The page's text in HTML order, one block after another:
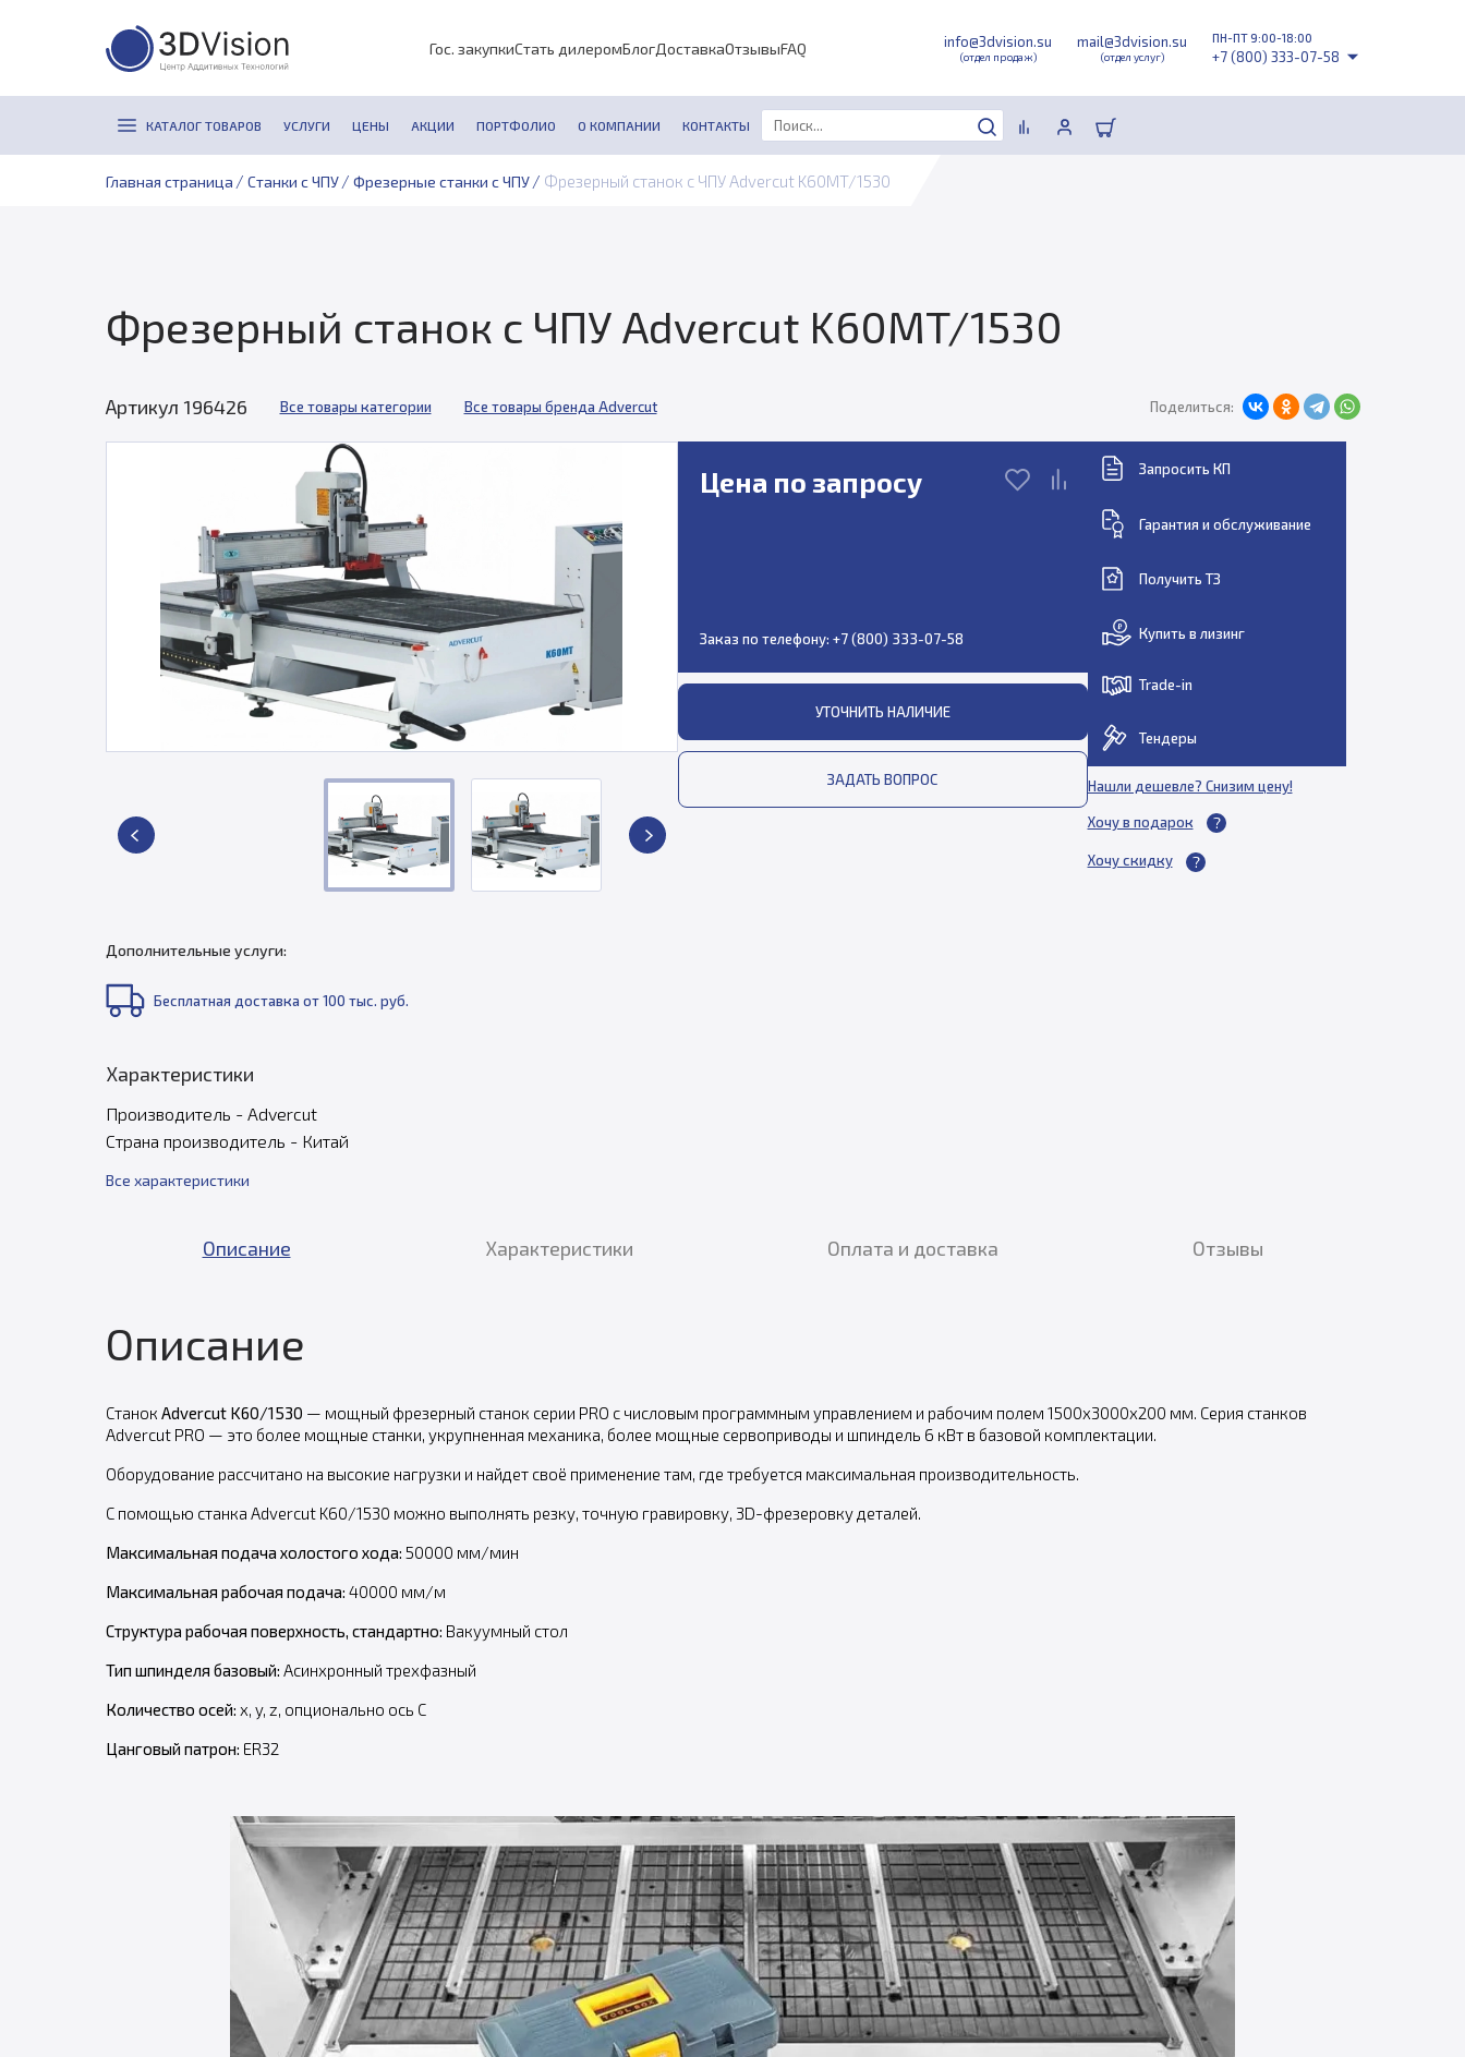
Гос. закупкиСтать дилеромБлогДоставкаОтзывыFAQ info@3dvision.su
(отдел продаж)
mail@3dvision.su
(отдел услуг)
ПН-ПТ 9:00-18:00
+7 (800) 333-07-58
КАТАЛОГ ТОВАРОВ УСЛУГИ ЦЕНЫ АКЦИИ ПОРТФОЛИО О КОМПАНИИ КОНТАКТЫ
Главная страница / Станки с ЧПУ / Фрезерные станки с ЧПУ / Фрезерный станок с ЧПУ Advercut K60MT/1530
Фрезерный станок с ЧПУ Advercut K60MT/1530
Артикул 196426 Все товары категории Все товары бренда Advercut Поделиться:
Цена по запросу
Заказ по телефону: +7 (800) 333-07-58
УТОЧНИТЬ НАЛИЧИЕ
ЗАДАТЬ ВОПРОС
Запросить КП
Гарантия и обслуживание
Получить ТЗ
Купить в лизинг
Trade-in
Тендеры
Нашли дешевле? Снизим цену!
Хочу в подарок
Хочу скидку
Дополнительные услуги:
Бесплатная доставка от 100 тыс. руб.
Характеристики
Производитель - Advercut
Страна производитель - Китай
Все характеристики
Описание Характеристики Оплата и доставка Отзывы
Описание
Станок Advercut K60/1530 — мощный фрезерный станок серии PRO с числовым программным управлением и рабочим полем 1500x3000x200 мм. Серия станков
Advercut PRO — это более мощные станки, укрупненная механика, более мощные сервоприводы и шпиндель 6 кВт в базовой комплектации.
Оборудование рассчитано на высокие нагрузки и найдет своё применение там, где требуется максимальная производительность.
С помощью станка Advercut K60/1530 можно выполнять резку, точную гравировку, 3D-фрезеровку деталей.
Максимальная подача холостого хода: 50000 мм/мин
Максимальная рабочая подача: 40000 мм/м
Структура рабочая поверхность, стандартно: Вакуумный стол
Тип шпинделя базовый: Асинхронный трехфазный
Количество осей: x, y, z, опционально ось С
Цанговый патрон: ER32